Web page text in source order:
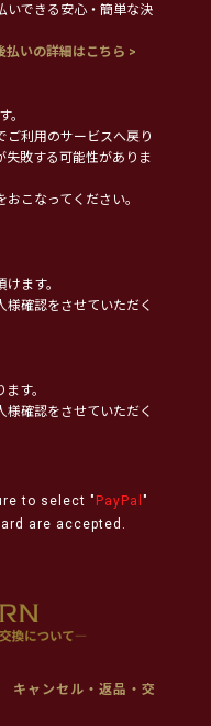
いできる安心・簡単な決
払いの詳細はこちら >
。
利用のサービスへ戻り
失敗する可能性がありま
こなってください。
ます。
確認をさせていただく
す。
確認をさせていただく
to select " PayPal "
are accepted.
キャンセル・返品・交